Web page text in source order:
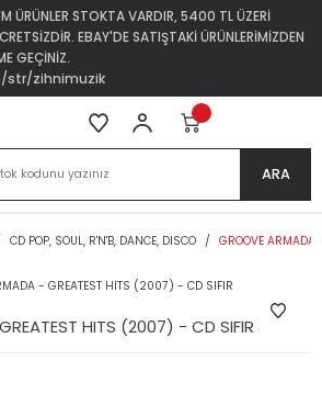
ÜRÜNLER STOKTA VARDIR, 5400 TL ÜZERİ
EBAY'DE SATIŞTAKİ ÜRÜNLERİMİZDEN
GEÇİNİZ.
str/zihnimuzik
ARA
CD POP, SOUL, R'N'B, DANCE, DISCO GROOVE
HITS (2007) - CD SIFIR